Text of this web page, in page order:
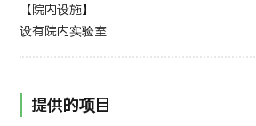
【院内设施】
设有院内实验室
提供的项目